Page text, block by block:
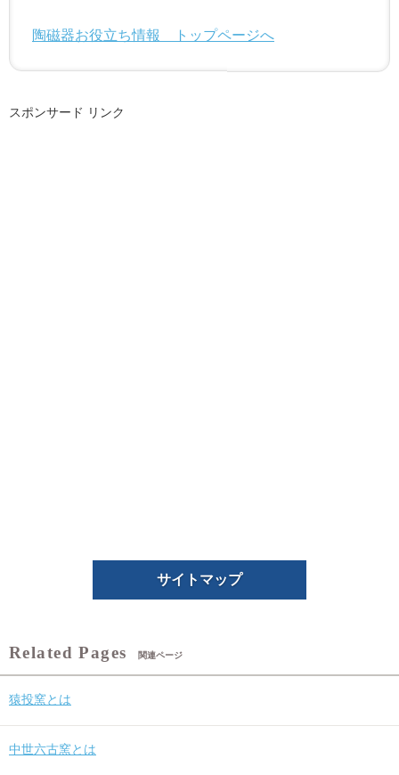
陶磁器お役立ち情報 トップページへ
スポンサード リンク
サイトマップ
関連ページ
猿投窯とは
中世六古窯とは